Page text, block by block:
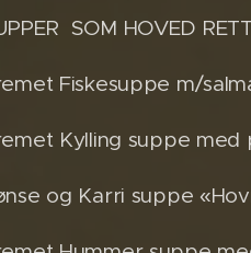
SOM HOVED
Fiskesuppe m/
Kylling suppe med
og Karri suppe